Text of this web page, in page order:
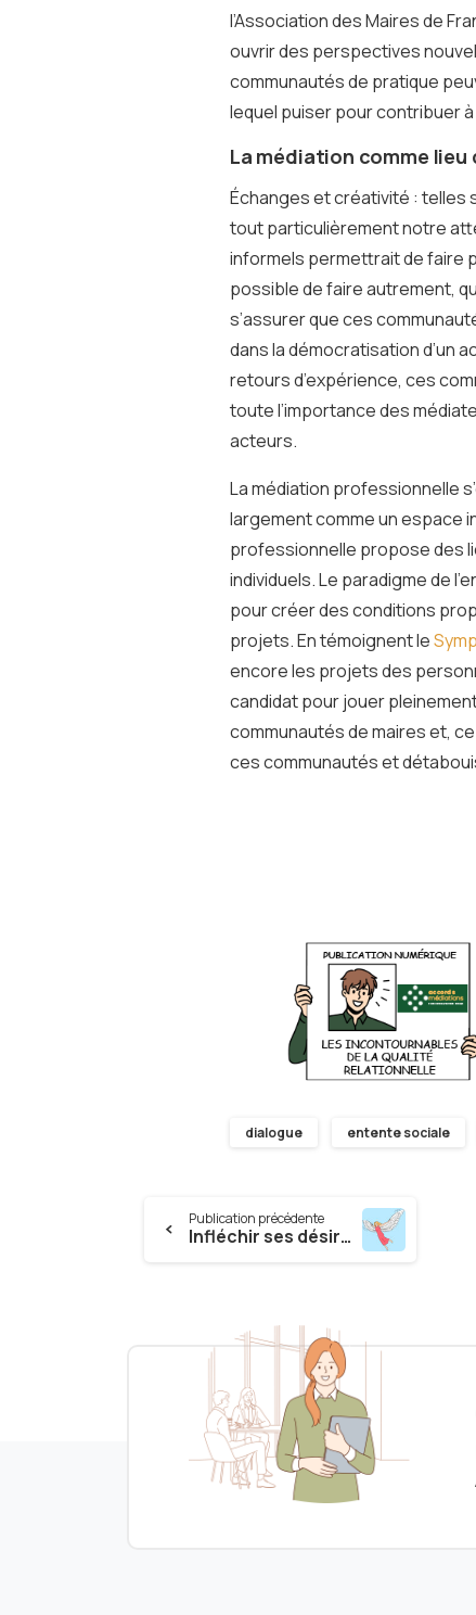
l’Association des Maires de
ouvrir des perspectives
communautés de pratique
lequel puiser pour contribuer
La médiation comme
Échanges et créativité : telles
tout particulièrement notre
informels permettrait de faire
possible de faire autrement,
s’assurer que ces
dans la démocratisation d’un
retours d’expérience, ces
toute l’importance des
acteurs.
La médiation professionnelle
largement comme un espace
professionnelle propose des
individuels. Le paradigme de
pour créer des conditions
projets. En témoignent le
encore les projets des
candidat pour jouer
communautés de maires et,
ces communautés et
dialogue entente sociale
Continue
Publication précédente
Infléchir ses désirs plutôt que de chercher à les réprimer